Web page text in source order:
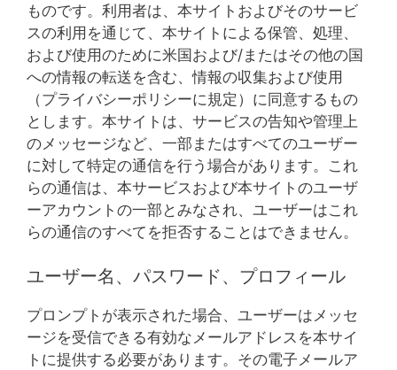
ものです。利用者は、本サイトおよびそのサービ
スの利用を通じて、本サイトによる保管、処理、
および使用のために米国および/またはその他の国
への情報の転送を含む、情報の収集および使用
（プライバシーポリシーに規定）に同意するもの
とします。本サイトは、サービスの告知や管理上
のメッセージなど、一部またはすべてのユーザー
に対して特定の通信を行う場合があります。これ
らの通信は、本サービスおよび本サイトのユーザ
ーアカウントの一部とみなされ、ユーザーはこれ
らの通信のすべてを拒否することはできません。
ユーザー名、パスワード、プロフィール
プロンプトが表示された場合、ユーザーはメッセ
ージを受信できる有効なメールアドレスを本サイ
トに提供する必要があります。その電子メールア